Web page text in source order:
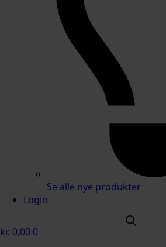
Se alle nye produkter
Login
kr. 0,00 0